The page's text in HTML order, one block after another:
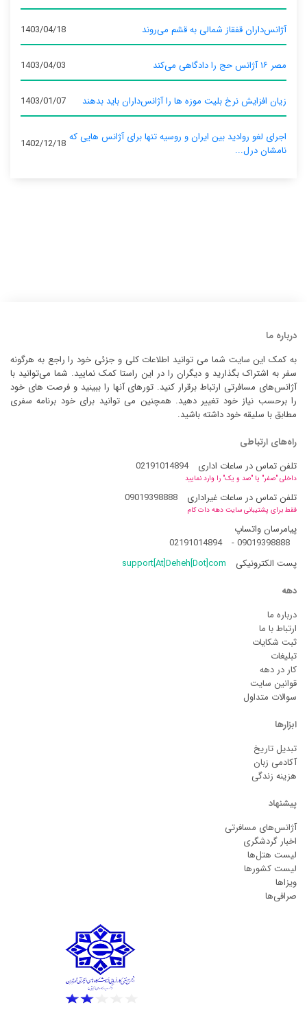
آژانس‌داران قفقاز شمالی به قشم می‌روند 1403/04/18
مصر ۱۶ آژانس حج را دادگاهی می‌کند 1403/04/03
زیان افزایش نرخ بلیت موزه ها را آژانس‌داران باید بدهند 1403/01/07
اجرای لغو روادید بین ایران و روسیه تنها برای آژانس‌ هایی که
نامشان درل...
1402/12/18
درباره ما
به کمک این سایت شما می توانید اطلاعات کلی و جزئی خود را راجع به هرگونه
سفر به اشتراک بگذارید و دیگران را در این راستا کمک نمایید. شما می‌توانید با
آژانس‌های مسافرتی ارتباط برقرار کنید. تورهای آنها را ببینید و فرصت های خود
را برحسب نیاز خود تغییر دهید. همچنین می توانید برای خود برنامه سفری
مطابق با سلیقه خود داشته باشید.
راه‌های ارتباطی
تلفن تماس در ساعات اداری
02191014894
داخلی "صفر" یا "صد و یک" را وارد نمایید
تلفن تماس در ساعات غیراداری 09019398888
فقط برای پشتیبانی سایت دهه دات کام
پیامرسان واتساپ
09019398888
-
02191014894
پست الکترونیکی
support[At]Deheh[Dot]com
دهه
درباره ما
ارتباط با ما
ثبت شکایات
تبلیغات
کار در دهه
قوانین سایت
سوالات متداول
ابزارها
تبدیل تاریخ
آکادمی زبان
هزینه زندگی
پیشنهاد
آژانس‌های مسافرتی
اخبار گردشگری
لیست هتل‌ها
لیست کشورها
ویزاها
صرافی‌ها